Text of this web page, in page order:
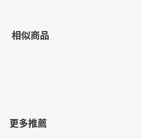
相似商品
更多推薦